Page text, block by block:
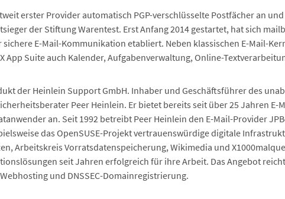
erster Provider automatisch PGP-verschlüsselte Postfächer an
der Stiftung Warentest. Erst Anfang 2014 gestartet, hat sich
sichere E-Mail-Kommunikation etabliert. Neben klassischen E-Mail-
App Suite auch Kalender, Aufgabenverwaltung, Online-
der Heinlein Support GmbH. Inhaber und Geschäftsführer des
Peer Heinlein. Er bietet bereits seit über 25 Jahren
an. Seit 1992 betreibt Peer Heinlein den E-Mail-Provider
das OpenSUSE-Projekt vertrauenswürdige digitale
Arbeitskreis Vorratsdatenspeicherung, Wikimedia und
seit Jahren erfolgreich für ihre Arbeit. Das Angebot
und DNSSEC-Domainregistrierung.